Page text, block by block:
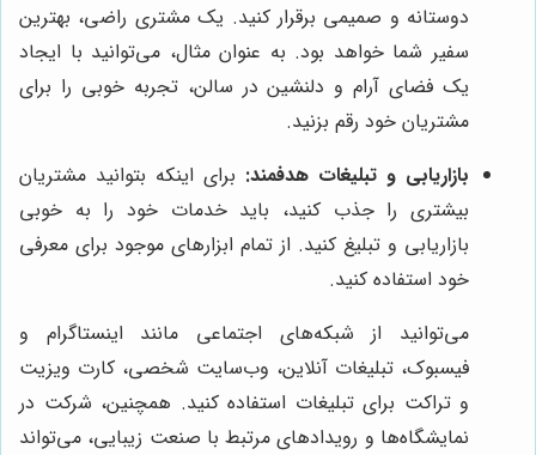
دوستانه و صمیمی برقرار کنید. یک مشتری راضی، بهترین
سفیر شما خواهد بود. به عنوان مثال، می‌توانید با ایجاد
یک فضای آرام و دلنشین در سالن، تجربه خوبی را برای
مشتریان خود رقم بزنید.
بازاریابی و تبلیغات هدفمند: برای اینکه بتوانید مشتریان
بیشتری را جذب کنید، باید خدمات خود را به خوبی
بازاریابی و تبلیغ کنید. از تمام ابزارهای موجود برای معرفی
خود استفاده کنید.
می‌توانید از شبکه‌های اجتماعی مانند اینستاگرام و
فیسبوک، تبلیغات آنلاین، وب‌سایت شخصی، کارت ویزیت
و تراکت برای تبلیغات استفاده کنید. همچنین، شرکت در
نمایشگاه‌ها و رویدادهای مرتبط با صنعت زیبایی، می‌تواند